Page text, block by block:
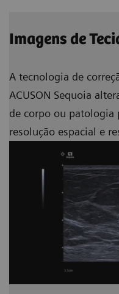
Imagens de
A tecnologia de
ACUSON Sequoia
de corpo ou patologia
resolução espacial e